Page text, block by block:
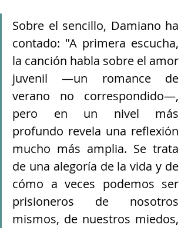
Sobre el sencillo, Damiano ha
contado: "A primera escucha,
la canción habla sobre el amor
juvenil —un romance de
verano no correspondido—,
pero en un nivel más
profundo revela una reflexión
mucho más amplia. Se trata
de una alegoría de la vida y de
cómo a veces podemos ser
prisioneros de nosotros
mismos, de nuestros miedos,